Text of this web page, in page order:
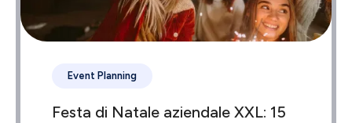
Event Planning
Festa di Natale aziendale XXL: 15